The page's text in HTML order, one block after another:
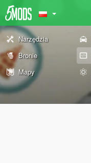
Narzędzia
Bronie
Mapy